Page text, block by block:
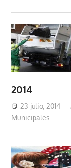
2014
23 julio, 2014
Municipales